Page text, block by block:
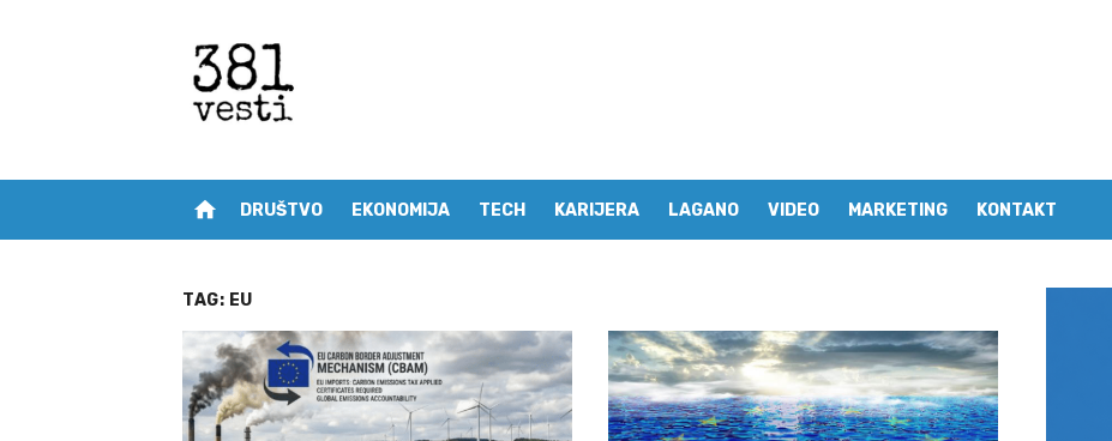
home DRUŠTVO EKONOMIJA TECH KARIJERA LAGANO VIDEO MARKETING KONTAKT
TAG: EU